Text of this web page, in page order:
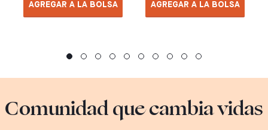
AGREGAR A LA BOLSA AGREGAR A LA BOLSA
Comunidad que cambia vidas